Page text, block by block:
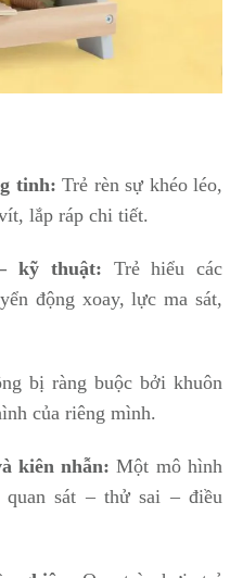
tinh: Trẻ rèn sự khéo léo,
lắp ráp chi tiết.
kỹ thuật: Trẻ hiểu các
động xoay, lực ma sát,
bị ràng buộc bởi khuôn
của riêng mình.
kiên nhẫn: Một mô hình
sát – thử sai – điều